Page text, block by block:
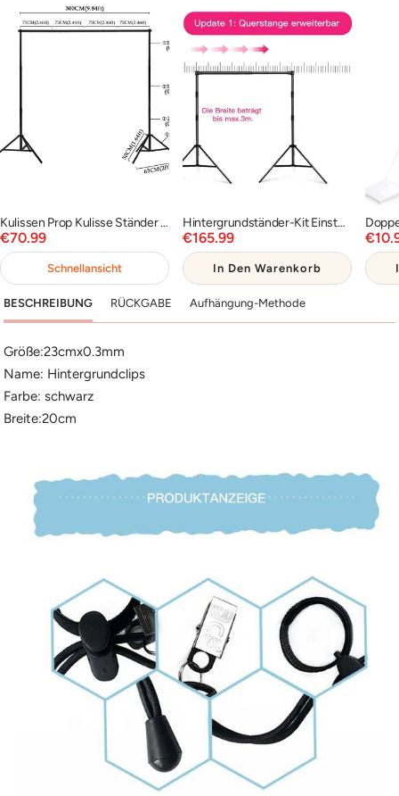
Kulissen Prop Kulisse Ständer für Fotografie Photo Video Studio PROP-RF0005
Angebotspreis
€70.99
Schnellansicht
Hintergrundständer-Kit Einstellbares Hintergrund-Stützsystem PR2
Angebotspreis
€165.99
In Den Warenkorb
BESCHREIBUNG RÜCKGABE Aufhängung-Methode
Größe:23cmx0.3mm
Name: Hintergrundclips
Farbe: schwarz
Breite:20cm